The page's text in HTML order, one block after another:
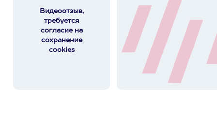
Видеоотзыв,
требуется
согласие на
сохранение
cookies